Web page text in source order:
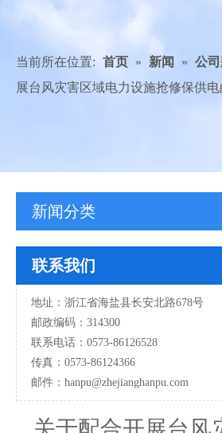
当前所在位置: 首页 » 新闻 » 公
展台风灾害区域电力设施抢修保供电
新闻分类
联系我们
地址：浙江省海盐县长安北路678号
邮政编码：314300
联系电话：0573-86126528
传真：0573-86124366
邮件：hanpu@zhejianghanpu.com